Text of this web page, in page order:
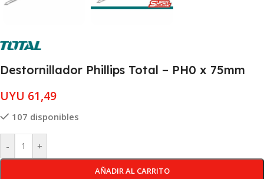
Destornillador Phillips Total – PH0 x 75mm
UYU 61,49
107 disponibles
- +
AÑADIR AL CARRITO